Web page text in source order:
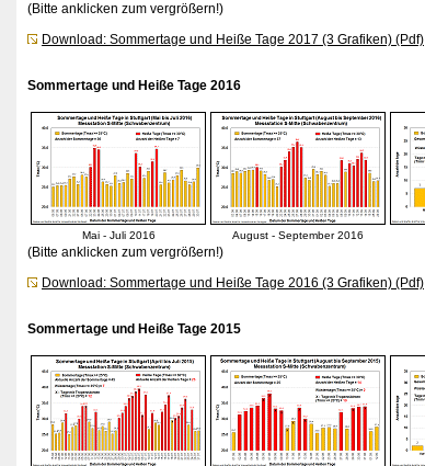
(Bitte anklicken zum vergrößern!)
Download: Sommertage und Heiße Tage 2017 (3 Grafiken) (Pdf)
Sommertage und Heiße Tage 2016
Mai - Juli 2016 August - September 2016
(Bitte anklicken zum vergrößern!)
Download: Sommertage und Heiße Tage 2016 (3 Grafiken) (Pdf)
Sommertage und Heiße Tage 2015